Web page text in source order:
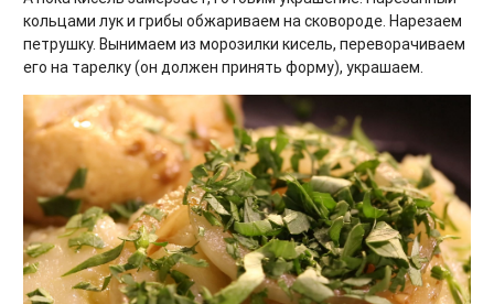
кольцами лук и грибы обжариваем на сковороде. Нарезаем
петрушку. Вынимаем из морозилки кисель, переворачиваем
его на тарелку (он должен принять форму), украшаем.